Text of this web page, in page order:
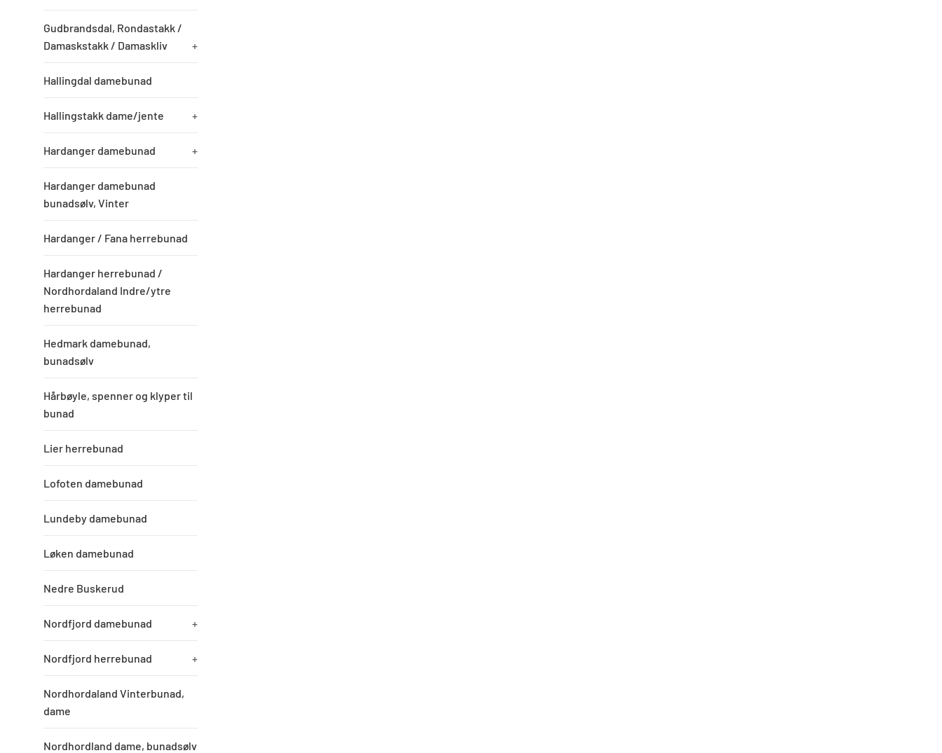
Gudbrandsdal, Rondastakk /
Damaskstakk / Damaskliv
+
Hallingdal damebunad
Hallingstakk dame/jente +
Hardanger damebunad +
Hardanger damebunad
bunadsølv, Vinter
Hardanger / Fana herrebunad
Hardanger herrebunad /
Nordhordaland Indre/ytre
herrebunad
Hedmark damebunad,
bunadsølv
Hårbøyle, spenner og klyper til
bunad
Lier herrebunad
Lofoten damebunad
Lundeby damebunad
Løken damebunad
Nedre Buskerud
Nordfjord damebunad +
Nordfjord herrebunad +
Nordhordaland Vinterbunad,
dame
Nordhordland dame, bunadsølv